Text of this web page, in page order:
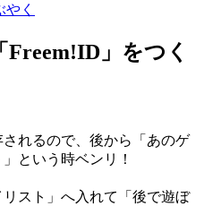
やく
Freem!ID 」をつく
れるので、後から「あのゲ
という時ベンリ！
スト」へ入れて「後で遊ぼ